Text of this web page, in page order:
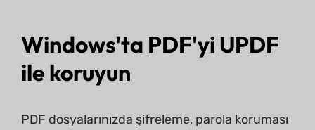
Windows'ta PDF'yi UPDF
ile koruyun
PDF dosyalarınızda şifreleme, parola koruması